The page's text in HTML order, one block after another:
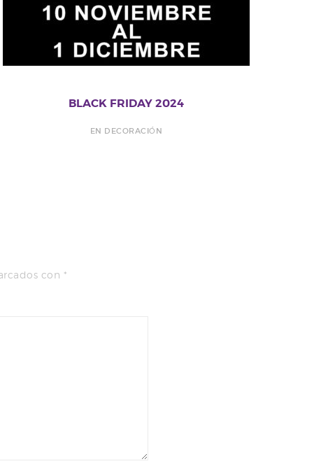
BLACK FRIDAY 2024
EN DECORACIÓN
con *